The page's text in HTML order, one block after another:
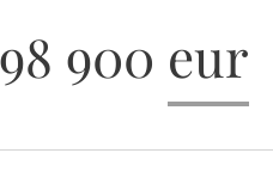
98 900 eur